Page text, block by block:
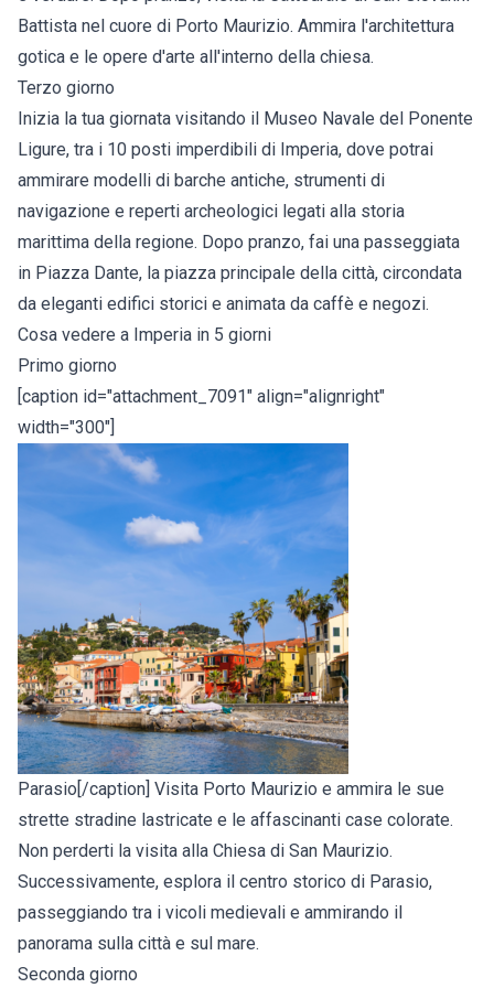
Battista nel cuore di Porto Maurizio. Ammira l'architettura
gotica e le opere d'arte all'interno della chiesa.
Terzo giorno
Inizia la tua giornata visitando il Museo Navale del Ponente
Ligure, tra i 10 posti imperdibili di Imperia, dove potrai
ammirare modelli di barche antiche, strumenti di
navigazione e reperti archeologici legati alla storia
marittima della regione. Dopo pranzo, fai una passeggiata
in Piazza Dante, la piazza principale della città, circondata
da eleganti edifici storici e animata da caffè e negozi.
Cosa vedere a Imperia in 5 giorni
Primo giorno
[caption id="attachment_7091" align="alignright"
width="300"]
Parasio[/caption] Visita Porto Maurizio e ammira le sue
strette stradine lastricate e le affascinanti case colorate.
Non perderti la visita alla Chiesa di San Maurizio.
Successivamente, esplora il centro storico di Parasio,
passeggiando tra i vicoli medievali e ammirando il
panorama sulla città e sul mare.
Seconda giorno